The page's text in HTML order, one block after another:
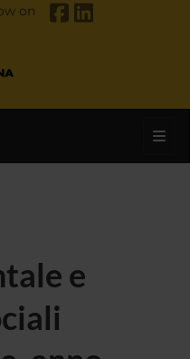
on
e